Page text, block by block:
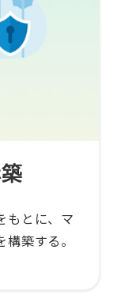
もとに、マ
築する。